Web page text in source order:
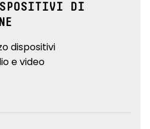
DI
dispositivi
e video